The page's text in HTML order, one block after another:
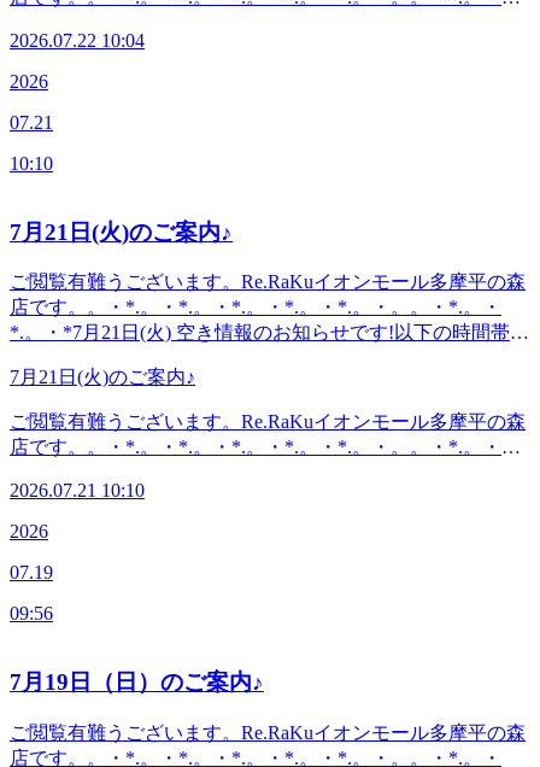
しでしょうか？昨日も暑かったですね？お疲れではございま
せんか？小まめな水分補給や塩分を取ってボディケアもしっ
動けなくなる前のケア大事です。ボディケアを定期的に小ま
お過ごしください♪・*.。・*.。・*.。・*.。・*.。・。
。。・*.。・*.。・*『肩甲骨ケア&amp;骨盤ストレッチ』を
モール多摩平の森3FRe.Ra.Ku イオンモール多摩平の森店
駅・立川駅からもアクセス◎高幡不動・南平からは車でのご
利用がオススメ♪飛鳥ドライビングスクール・多摩平図書館
から徒歩10分圏内。〈電話番号〉042-843-1147 ※オンライ
ンで△や×と表示されていてもご案内出来る場合がありま
す。お気軽にお問い合わせください^^
空きがございます。10:10--21:00がご案内可能となっており
ます。。・*.。・*.。・*.。・*.。・*.。・。。・*.。・
の夏休みも始まったとチラホラお聞きします。いかがお過ご
せんか？小まめな水分補給や塩分を取ってボディケアもしっ
動けなくなる前のケア大事です。ボディケアを定期的に小ま
めにしていい状態をキープしていきましょう(^^♪良い1日を
お過ごしください♪・*.。・*.。・*.。・*.。・*.。・。
。。・*.。・*.。・*『肩甲骨ケア&amp;骨盤ストレッチ』を
取り入れたリラク系ボディケア♪〈営業時間〉終日:10時00分
モール多摩平の森3FRe.Ra.Ku イオンモール多摩平の森店
駅・立川駅からもアクセス◎高幡不動・南平からは車でのご
利用がオススメ♪飛鳥ドライビングスクール・多摩平図書館
ンで△や×と表示されていてもご案内出来る場合がありま
す。お気軽にお問い合わせください^^
2026.07.22 10:04
2026
07.21
10:10
7月21日(火)のご案内♪
ご閲覧有難うございます。Re.RaKuイオンモール多摩平の森
店です。。・*.。・*.。・*.。・*.。・*.。・。。・*.。・
*.。・*7月21日(火) 空き情報のお知らせです!以下の時間帯に
す。。・*.。・*.。・*.。・*.。・*.。・。。・*.。・*.。・
*・*.。・*.。・*.。・*.。・*.。・。 。。・*.。・*.。・
*『肩甲骨ケア&amp;骨盤ストレッチ』を取り入れたリラク
系ボディケア♪〈営業時間〉終日:10時00分～21時(20時20分
最終受付)〈住所〉日野市多摩平2-4-1 イオンモール多摩平の
央線豊田駅から徒歩5分八王子駅・日野駅・立川駅からもア
クセス◎高幡不動・南平からは車でのご利用がオススメ♪飛
鳥ドライビングスクール・多摩平図書館から徒歩10分圏内。
〈電話番号〉042-843-1147※オンラインで△や×と表示され
7月21日(火)のご案内♪
ご閲覧有難うございます。Re.RaKuイオンモール多摩平の森
店です。。・*.。・*.。・*.。・*.。・*.。・。。・*.。・
空きがございます。13:30-21:00がご案内可能となっておりま
す。。・*.。・*.。・*.。・*.。・*.。・。。・*.。・*.。・
*『肩甲骨ケア&amp;骨盤ストレッチ』を取り入れたリラク
最終受付)〈住所〉日野市多摩平2-4-1 イオンモール多摩平の
央線豊田駅から徒歩5分八王子駅・日野駅・立川駅からもア
クセス◎高幡不動・南平からは車でのご利用がオススメ♪飛
鳥ドライビングスクール・多摩平図書館から徒歩10分圏内。
〈電話番号〉042-843-1147※オンラインで△や×と表示され
2026.07.21 10:10
2026
07.19
09:56
7月19日（日）のご案内♪
ご閲覧有難うございます。Re.RaKuイオンモール多摩平の森
店です。。・*.。・*.。・*.。・*.。・*.。・。。・*.。・